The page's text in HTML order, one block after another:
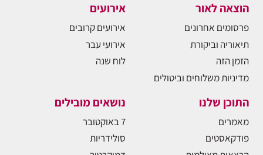
הוצאה לאור
פרסומים אחרונים
תיאוריה וביקורת
הזמן הזה
מדיניות משלוחים וביטולים
אירועים
אירועים קרובים
אירועי עבר
לוח שנה
התוכן שלנו
מאמרים
פודקאסטים
נושאים מובילים
7 באוקטובר
סולידריות